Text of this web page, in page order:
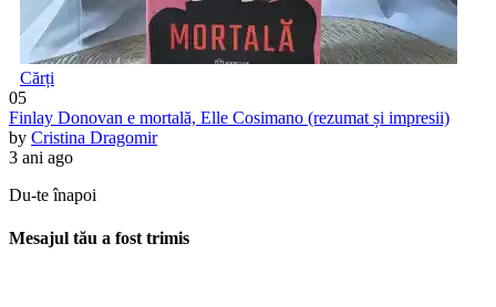
Cărți
05
Finlay Donovan e mortală, Elle Cosimano (rezumat și impresii)
by Cristina Dragomir
3 ani ago
Du-te înapoi
Mesajul tău a fost trimis